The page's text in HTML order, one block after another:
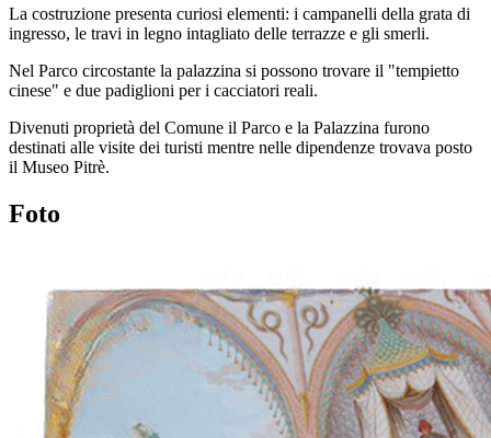
La costruzione presenta curiosi elementi: i campanelli della grata di
ingresso, le travi in legno intagliato delle terrazze e gli smerli.
Nel Parco circostante la palazzina si possono trovare il "tempietto
cinese" e due padiglioni per i cacciatori reali.
Divenuti proprietà del Comune il Parco e la Palazzina furono
destinati alle visite dei turisti mentre nelle dipendenze trovava posto
il Museo Pitrè.
Foto